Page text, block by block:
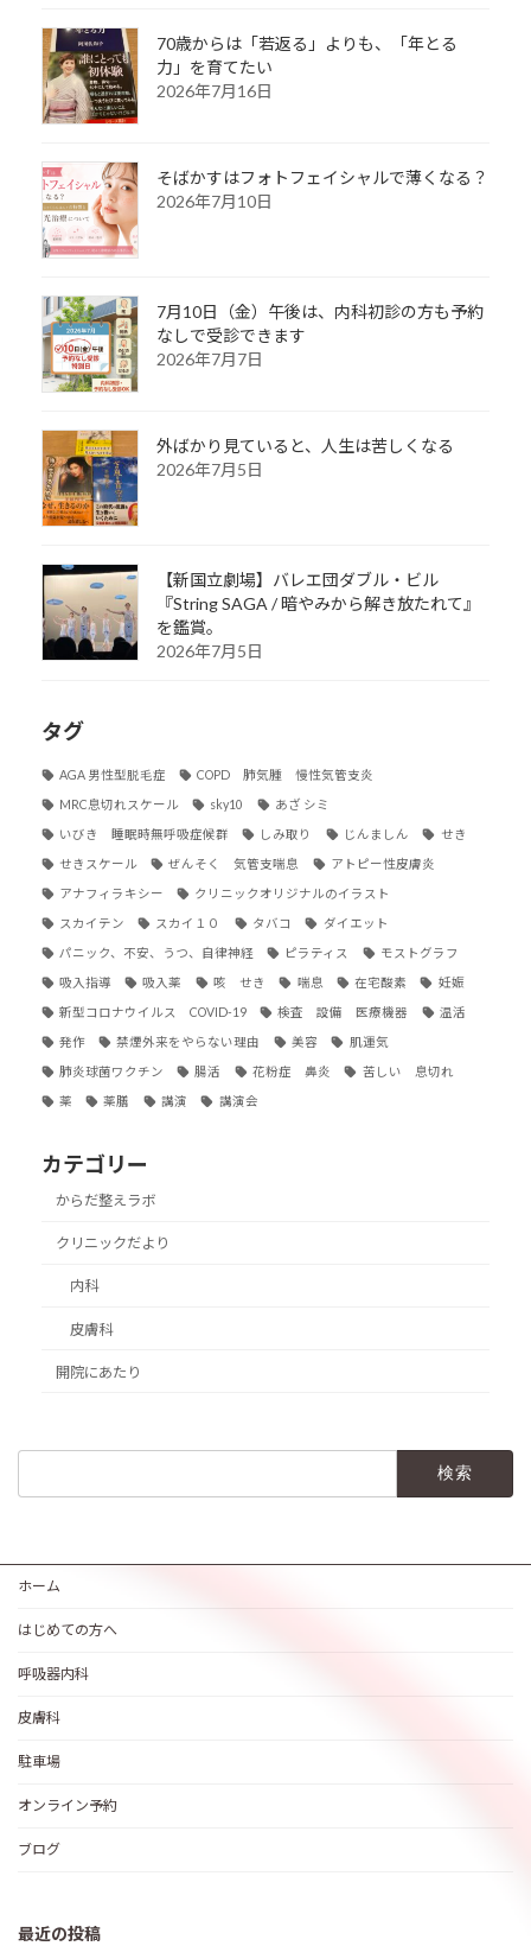
70歳からは「若返る」よりも、「年とる
力」を育てたい
2026年7月16日
そばかすはフォトフェイシャルで薄くなる？
2026年7月10日
7月10日（金）午後は、内科初診の方も予約
なしで受診できます
2026年7月7日
外ばかり見ていると、人生は苦しくなる
2026年7月5日
【新国立劇場】バレエ団ダブル・ビル
『String SAGA / 暗やみから解き放たれて』
を鑑賞。
2026年7月5日
タグ
AGA 男性型脱毛症 COPD 肺気腫 慢性気管支炎
MRC息切れスケール sky10 あざ シミ
いびき 睡眠時無呼吸症候群 しみ取り じんましん せき
せきスケール ぜんそく 気管支喘息 アトピー性皮膚炎
アナフィラキシー クリニックオリジナルのイラスト
スカイテン スカイ１０ タバコ ダイエット
パニック、不安、うつ、自律神経 ピラティス モストグラフ
吸入指導 吸入薬 咳 せき 喘息 在宅酸素 妊娠
新型コロナウイルス COVID-19 検査 設備 医療機器 温活
発作 禁煙外来をやらない理由 美容 肌運気
肺炎球菌ワクチン 腸活 花粉症 鼻炎 苦しい 息切れ
薬 薬膳 講演 講演会
カテゴリー
からだ整えラボ
クリニックだより
内科
皮膚科
開院にあたり
ホーム
はじめての方へ
呼吸器内科
皮膚科
駐車場
オンライン予約
ブログ
最近の投稿